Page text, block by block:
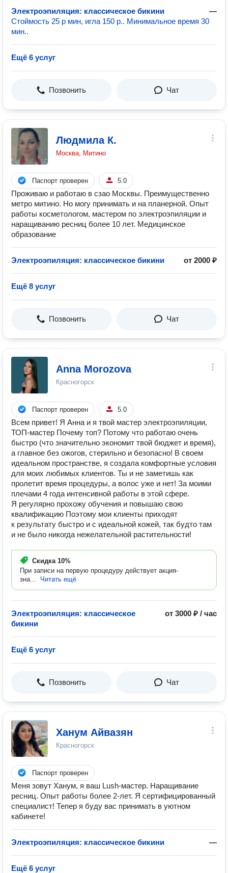
Электроэпиляция: классическое бикини
—
Стоймость 25 р мин, игла 150 р.. Минимальное время 30
мин..
Ещё 6 услуг
Позвонить Чат
Людмила К.
Москва, Митино
Паспорт проверен 5.0
Проживаю и работаю в сзао Москвы. Преимущественно
метро митино. Но могу принимать и на планерной. Опыт
работы косметологом, мастером по электроэпиляции и
наращиванию ресниц более 10 лет. Медицинское
образование
Электроэпиляция: классическое бикини от 2000 ₽
Ещё 8 услуг
Позвонить Чат
Anna Morozova
Красногорск
Паспорт проверен 5.0
Всем привет! Я Анна и я твой мастер электроэпиляции,
ТОП-мастер Почему топ? Потому что работаю очень
быстро (что значительно экономит твой бюджет и время),
а главное без ожогов, стерильно и безопасно! В своем
идеальном пространстве, я создала комфортные условия
для моих любимых клиентов. Ты и не заметишь как
пролетит время процедуры, а волос уже и нет! За моими
плечами 4 года интенсивной работы в этой сфере.
Я регулярно прохожу обучения и повышаю свою
квалификацию Поэтому мои клиенты приходят
к результату быстро и с идеальной кожей, так будто там
и не было никогда нежелательной растительности!
Скидка 10%
При записи на первую процедуру действует акция-
зна...
Читать ещё
Электроэпиляция: классическое
бикини
от 3000 ₽ / час
Ещё 6 услуг
Позвонить Чат
Ханум Айвазян
Красногорск
Паспорт проверен
Меня зовут Ханум, я ваш Lush-мастер. Наращивание
ресниц. Опыт работы более 2-лет. Я сертифицированный
специалист! Тепер я буду вас принимать в уютном
кабинете!
Электроэпиляция: классическое бикини —
Ещё 6 услуг